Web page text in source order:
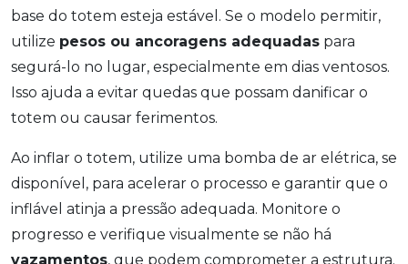
base do totem esteja estável. Se o modelo permitir,
utilize pesos ou ancoragens adequadas para
segurá-lo no lugar, especialmente em dias ventosos.
Isso ajuda a evitar quedas que possam danificar o
totem ou causar ferimentos.
Ao inflar o totem, utilize uma bomba de ar elétrica, se
disponível, para acelerar o processo e garantir que o
inflável atinja a pressão adequada. Monitore o
progresso e verifique visualmente se não há
vazamentos, que podem comprometer a estrutura.